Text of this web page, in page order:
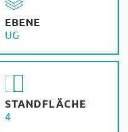
EBENE
UG
STANDFLÄCHE
4